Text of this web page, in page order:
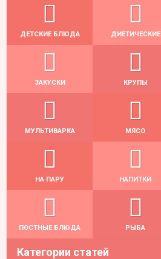
ДЕТСКИЕ БЛЮДА ДИЕТИЧЕСКИЕ
ЗАКУСКИ КРУПЫ
МУЛЬТИВАРКА МЯСО
НА ПАРУ НАПИТКИ
ПОСТНЫЕ БЛЮДА РЫБА
Категории статей